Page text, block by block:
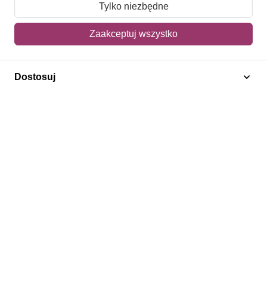
Mój koszyk
Adres dostawy
Tylko niezbędne
Zaakceptuj wszystko
Dostosuj